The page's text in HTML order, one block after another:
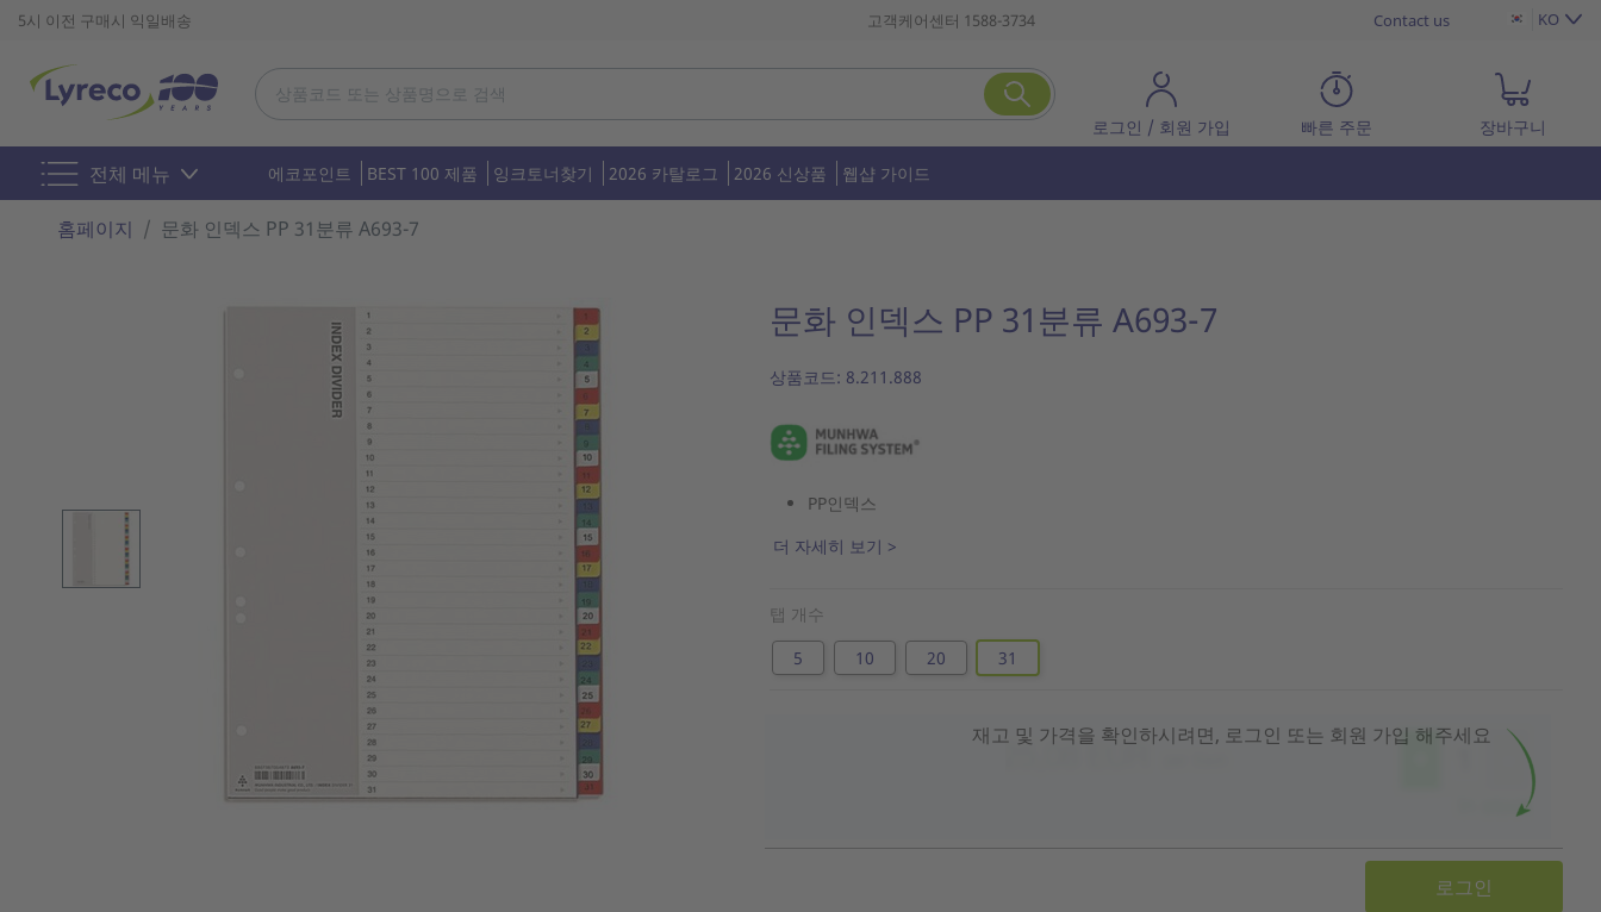
5시 이전 구매시 익일배송 고객케어센터 1588-3734 Contact us KO
로그인 / 회원 가입 빠른 주문 장바구니
전체 메뉴 에코포인트 BEST 100 제품 잉크토너찾기 2026 카탈로그 2026 신상품 웹샵 가이드
홈페이지 문화 인덱스 PP 31분류 A693-7
문화 인덱스 PP 31분류 A693-7
상품코드: 8.211.888
PP인덱스
더 자세히 보기 >
탭 개수
5
10 20 31
재고 및 가격을 확인하시려면, 로그인 또는 회원 가입 해주세요
로그인